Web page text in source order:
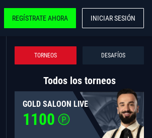
REGÍSTRATE AHORA INICIAR SESIÓN
TORNEOS DESAFÍOS
Todos los torneos
GOLD SALOON LIVE
1100